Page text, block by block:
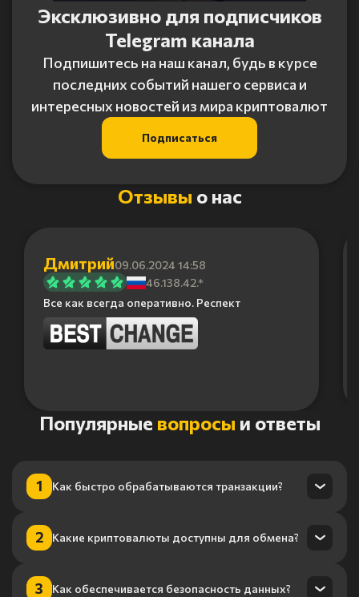
Эксклюзивно для подписчиков
Telegram канала
Подпишитесь на наш канал, будь в курсе
последних событий нашего сервиса и
интересных новостей из мира криптовалют
Подписаться
Отзывы о нас
Дмитрий09.06.2024 14:58
46.138.42.*
Все как всегда оперативно. Респект
Популярные вопросы и ответы
1 Как быстро обрабатываются транзакции?
Транзакции обрабатываются в течение нескольких минут
благодаря нашему высокопроизводительному
2 Какие криптовалюты доступны для обмена?
Мы поддерживаем более 100 криптовалют, включая
3 Как обеспечивается безопасность данных?